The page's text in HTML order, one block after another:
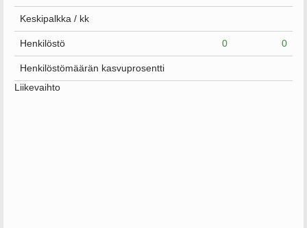
Keskipalkka / kk
Henkilöstö 0 0
Henkilöstömäärän kasvuprosentti
Liikevaihto